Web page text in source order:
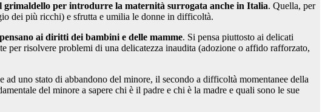
grimaldello per introdurre la maternità surrogata anche in Italia. Quella, per
dei più ricchi) e sfrutta e umilia le donne in difficoltà.
ai diritti dei bambini e delle mamme. Si pensa piuttosto ai delicati
per risolvere problemi di una delicatezza inaudita (adozione o affido rafforzato,
uno stato di abbandono del minore, il secondo a difficoltà momentanee della
del minore a sapere chi è il padre e chi è la madre e quali sono le sue